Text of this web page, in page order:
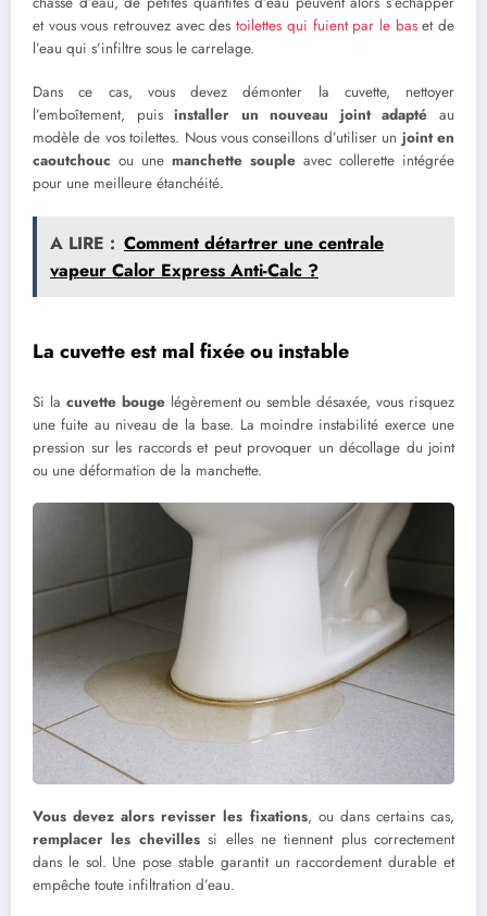
et vous vous retrouvez avec destoilettes qui fuient par le baset de
l’eau qui s’infiltre sous le carrelage.
Dans ce cas, vous devez démonter la cuvette, nettoyer
l’emboîtement, puisinstaller un nouveau joint adapté au
modèle de vos toilettes. Nous vous conseillons d’utiliser un joint en
caoutchouc ou une manchette souple avec collerette intégrée
pour une meilleure étanchéité.
A LIRE : Comment détartrer une centrale
vapeur Calor Express Anti-Calc ?
La cuvette est mal fixée ou instable
Si la cuvette bougelégèrement ou semble désaxée, vous risquez
une fuite au niveau de la base. La moindre instabilité exerce une
pression sur les raccords et peut provoquer un décollage du joint
ou une déformation de la manchette.
Vous devez alors revisser les fixations, ou dans certains cas,
remplacer les chevillessi elles ne tiennent plus correctement
dans le sol. Une pose stable garantit un raccordement durable et
empêche toute infiltration d’eau.